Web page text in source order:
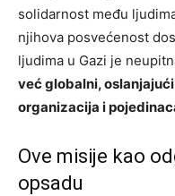
solidarnost među
njihova posvećenost
ljudima u Gazi je
već globalni,
organizacija i
Ove misije kao
opsadu